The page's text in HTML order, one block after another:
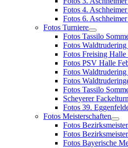
Fotos 4.
Fotos 6.
Fotos Turniere
Fotos Tassilo
Fotos
Fotos Freising
Fotos PSV Halle
Fotos Waldtrudering
Fotos
Fotos Tassilo
Scheyerer
Fotos 39.
Fotos Meisterschaften
Fotos
Fotos
Fotos Bayerische